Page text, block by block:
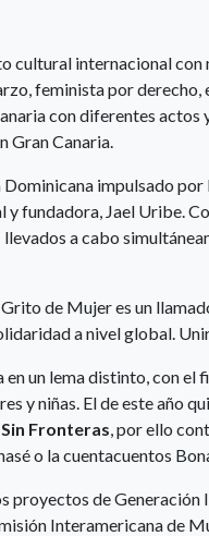
cultural internacional
feminista por
con diferentes actos
Gran Canaria.
Dominicana impulsado
y fundadora, Jael Uribe.
llevados a cabo
de Mujer es un
a nivel global.
en un lema distinto, con
y niñas. El de este año
Sin Fronteras , por ello
o la cuentacuentos
proyectos de
Interamericana de